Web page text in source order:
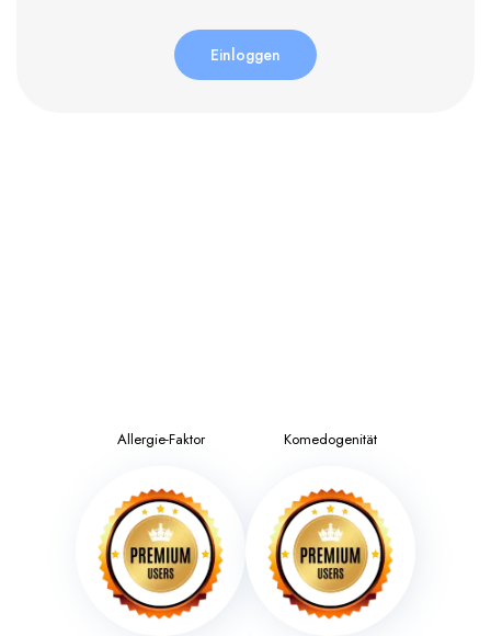
Einloggen
Allergie-Faktor Komedogenität